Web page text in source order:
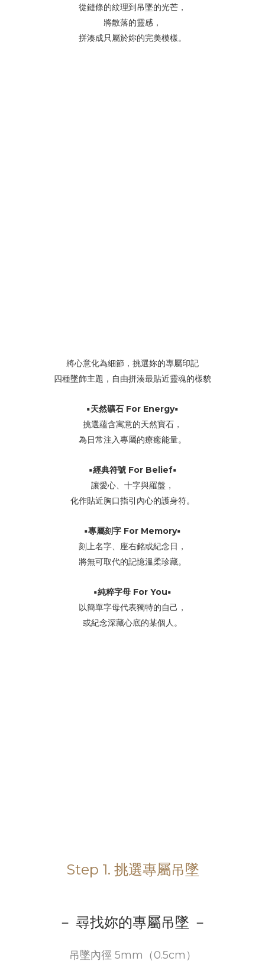
從鏈條的紋理到吊墜的光芒，
將散落的靈感，
拼湊成只屬於妳的完美模樣。
將心意化為細節，挑選妳的專屬印記
四種墜飾主題，自由拼湊最貼近靈魂的樣貌
▪️天然礦石 For Energy▪️
挑選蘊含寓意的天然寶石，
為日常注入專屬的療癒能量。
▪️經典符號 For Belief▪️
讓愛心、十字與羅盤，
化作貼近胸口指引內心的護身符。
▪️專屬刻字 For Memory▪️
刻上名字、座右銘或紀念日，
將無可取代的記憶溫柔珍藏。
▪️純粹字母 For You▪️
以簡單字母代表獨特的自己，
或紀念深藏心底的某個人。
Step 1. 挑選專屬吊墜
－ 尋找妳的專屬吊墜 －
吊墜內徑 5mm（0.5cm）